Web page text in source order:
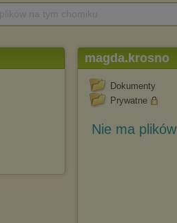
magda.krosno
Dokumenty
Prywatne
Nie ma